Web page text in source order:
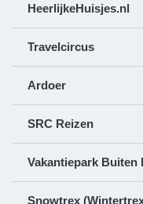
HeerlijkeHuisjes.nl
Travelcircus
Ardoer
SRC Reizen
Vakantiepark Buiten
Snowtrex